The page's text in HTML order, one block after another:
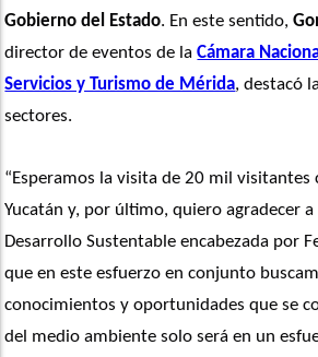
Gobierno del Estado. En este sentido,
director de eventos de la Cámara
Servicios y Turismo de Mérida, destacó
sectores.
“Esperamos la visita de 20 mil visitantes
Yucatán y, por último, quiero agradecer
Desarrollo Sustentable encabezada por
que en este esfuerzo en conjunto
conocimientos y oportunidades que se
del medio ambiente solo será en un